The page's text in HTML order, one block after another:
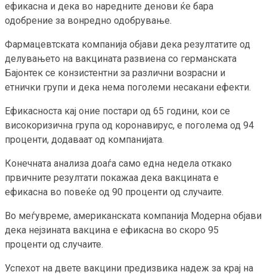
ефикасна и дека во наредните денови ќе бара
одобрение за вонредно одобрување.
Фармацевтската компанија објави дека резултатите од
делувањето на вакцината развиена со германската
Бајонтек се конзистентни за различни возрасни и
етнички групи и дека нема поголеми несакани ефекти.
Ефикасноста кај оние постари од 65 години, кои се
високоризична група од коронавирус, е поголема од 94
проценти, додаваат од компанијата.
Конечната анализа доаѓа само една недела откако
првичните резултати покажаа дека вакцината е
ефикасна во повеќе од 90 проценти од случаите.
Во меѓувреме, американската компанија Модерна објави
дека нејзината вакцина е ефикасна во скоро 95
проценти од случаите.
Успехот на двете вакцини предизвика надеж за крај на